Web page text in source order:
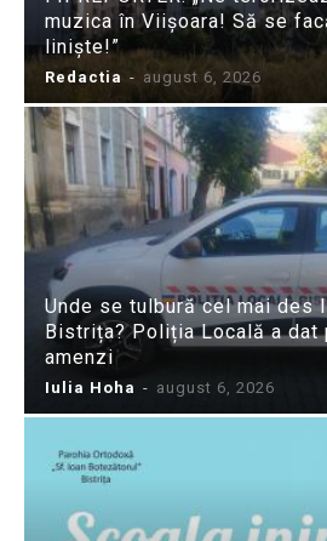
muzica în Viișoara! Să se
liniște!”
Redactia - august 6, 2026
Unde se tulbură cel mai des
Bistrița? Poliția Locală a dat
amenzi
Iulia Hoha - august 6, 2026